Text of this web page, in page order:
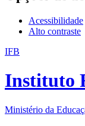
Acessibilidade
Alto contraste
IFB
Instituto
Ministério da